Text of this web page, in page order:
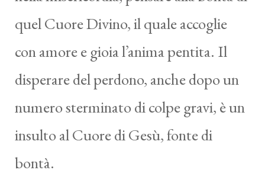
quel Cuore Divino, il quale accoglie
con amore e gioia l’anima pentita. Il
disperare del perdono, anche dopo un
numero sterminato di colpe gravi, è un
insulto al Cuore di Gesù, fonte di
bontà.